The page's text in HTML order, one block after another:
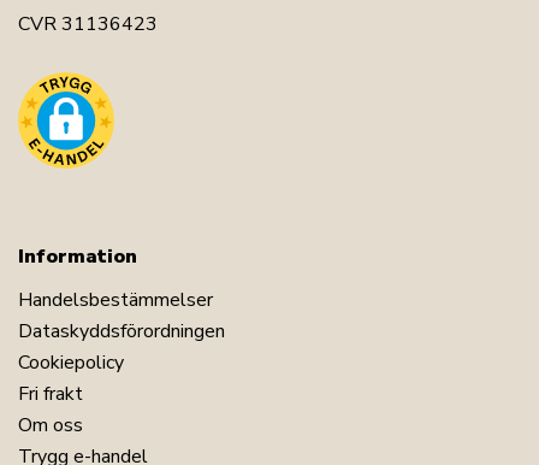
CVR 31136423
Information
Handelsbestämmelser
Dataskyddsförordningen
Cookiepolicy
Fri frakt
Om oss
Trygg e-handel